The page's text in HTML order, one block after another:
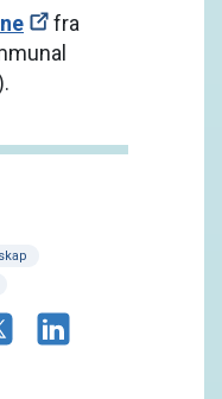
fra
på Facebook
Del artikkelen på X.com